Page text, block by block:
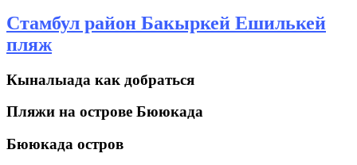
Cтамбул район Бакыркей Ешилькей
пляж
Кыналыада как добраться
Пляжи на острове Бююкада
Бююкада остров